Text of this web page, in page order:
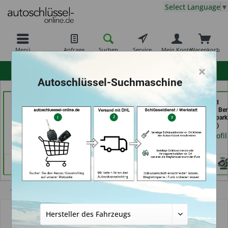
Menü Anfrage Suchen Service Warenkorb
Mein Konto
Select Language ▼
Fellbach)
Händlerprofil
Calenberger
Schlüssedienst (in
Hannover)
Schuh und
Schlüsseldienst
Schutte im
Göttingen)
Händlerprofil
Autoschlüssel ohne Funk
×
Autoschlüssel-Suchmaschine